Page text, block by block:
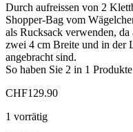
Durch aufreissen von 2
Shopper-Bag vom
als Rucksack verwenden,
zwei 4 cm Breite und in der
angebracht sind.
So haben Sie 2 in 1
CHF129.90
1 vorrätig